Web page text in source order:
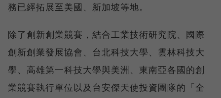
務已經拓展至美國、新加坡等地。
除了創新創業競賽，結合工業技術研究院、國際
創新創業發展協會、台北科技大學、雲林科技大
學、高雄第一科技大學與美洲、東南亞各國的創
業競賽執行單位以及台安傑天使投資團隊的「全